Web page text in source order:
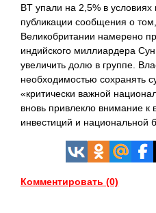
BT упали на 2,5% в условиях
публикации сообщения о
Великобритании намерено
индийского миллиардера
увеличить долю в группе.
необходимостью сохранять
«критически важной
вновь привлекло внимание к
инвестиций и национальной
Комментировать (0)